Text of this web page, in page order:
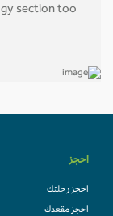
section too.
احجز
احجز رحلتك
احجز مقعدك